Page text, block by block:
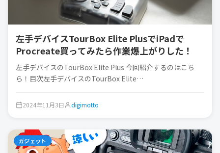
左手デバイスTourBox Elite PlusでiPadで
Procreate買ってみたら作業爆上がりした！
左手デバイスのTourBox Elite Plus 今回紹介するのはこち
ら！目次左手デバイスのTourBox Elite…
2024年11月3日 digimotto
ガジェット